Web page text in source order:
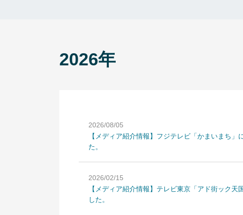
2026年
2026/08/05
【メディア紹介情報】フジテレビ「かまいまち
た。
2026/02/15
【メディア紹介情報】テレビ東京「アド街ック
した。